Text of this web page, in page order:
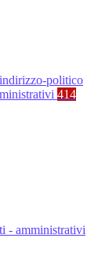
politico
414
- amministrativi